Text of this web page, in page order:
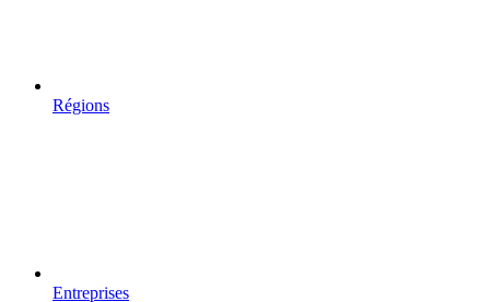
Régions
Entreprises